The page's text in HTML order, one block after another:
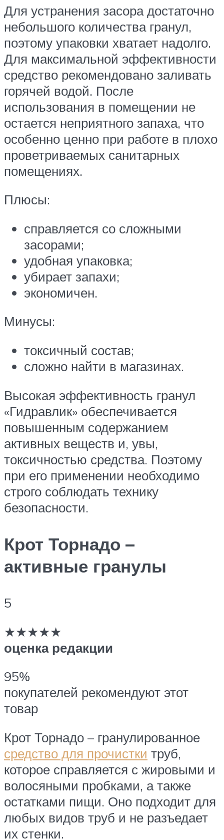
Для устранения засора достаточно
небольшого количества гранул,
поэтому упаковки хватает надолго.
Для максимальной эффективности
средство рекомендовано заливать
горячей водой. После
использования в помещении не
остается неприятного запаха, что
особенно ценно при работе в плохо
проветриваемых санитарных
помещениях.
Плюсы:
справляется со сложными
засорами;
удобная упаковка;
убирает запахи;
экономичен.
Минусы:
токсичный состав;
сложно найти в магазинах.
Высокая эффективность гранул
«Гидравлик» обеспечивается
повышенным содержанием
активных веществ и, увы,
токсичностью средства. Поэтому
при его применении необходимо
строго соблюдать технику
безопасности.
Крот Торнадо –
активные гранулы
5
★★★★★
оценка редакции
95%
покупателей рекомендуют этот
товар
Крот Торнадо – гранулированное
средство для прочистки труб,
которое справляется с жировыми и
волосяными пробками, а также
остатками пищи. Оно подходит для
любых видов труб и не разъедает
их стенки.